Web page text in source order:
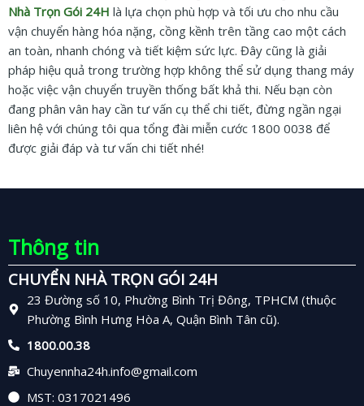
Nhà Trọn Gói 24H là lựa chọn phù hợp và tối ưu cho nhu cầu
vận chuyển hàng hóa nặng, cồng kềnh trên tầng cao một cách
an toàn, nhanh chóng và tiết kiệm sức lực. Đây cũng là giải
pháp hiệu quả trong trường hợp không thể sử dụng thang máy
hoặc việc vận chuyển truyền thống bất khả thi. Nếu bạn còn
đang phân vân hay cần tư vấn cụ thể chi tiết, đừng ngần ngại
liên hệ với chúng tôi qua tổng đài miễn cước 1800 0038 để
được giải đáp và tư vấn chi tiết nhé!
Thông tin
CHUYỂN NHÀ TRỌN GÓI 24H
23 Đường số 10, Phường Bình Trị Đông, TPHCM (thuộc
Phường Bình Hưng Hòa A, Quận Bình Tân cũ).
1800.00.38
Chuyennha24h.info@gmail.com
MST: 0317021496